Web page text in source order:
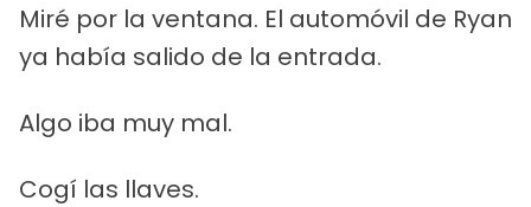
Miré por la ventana. El automóvil de Ryan
ya había salido de la entrada.
Algo iba muy mal.
Cogí las llaves.